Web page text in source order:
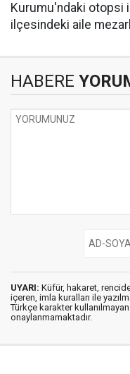
Kurumu'ndaki otopsi
ilçesindeki aile
HABERE
UYARI: Küfür, hakaret,
içeren, imla kuralları ile
Türkçe karakter
onaylanmamaktadır.